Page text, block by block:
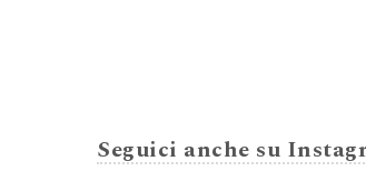
Seguici anche su